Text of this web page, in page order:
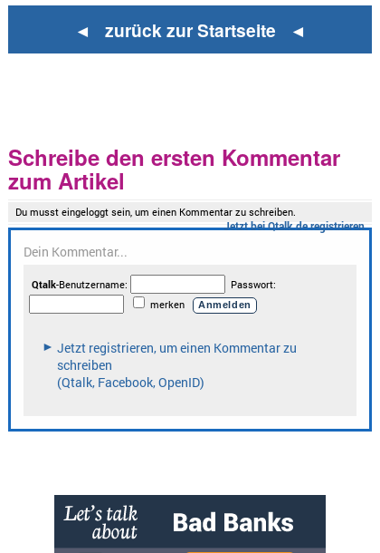
◄ zurück zur Startseite ◄
Schreibe den ersten Kommentar
zum Artikel